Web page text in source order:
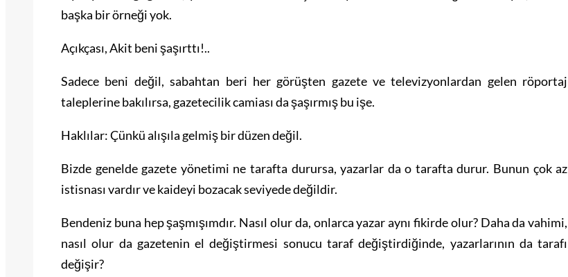
başka bir örneği yok.
Açıkçası, Akit beni şaşırttı!..
Sadece beni değil, sabahtan beri her görüşten gazete ve televizyonlardan gelen röportaj
taleplerine bakılırsa, gazetecilik camiası da şaşırmış bu işe.
Haklılar: Çünkü alışıla gelmiş bir düzen değil.
Bizde genelde gazete yönetimi ne tarafta durursa, yazarlar da o tarafta durur. Bunun çok az
istisnası vardır ve kaideyi bozacak seviyede değildir.
Bendeniz buna hep şaşmışımdır. Nasıl olur da, onlarca yazar aynı fikirde olur? Daha da vahimi,
nasıl olur da gazetenin el değiştirmesi sonucu taraf değiştirdiğinde, yazarlarının da tarafı
değişir?